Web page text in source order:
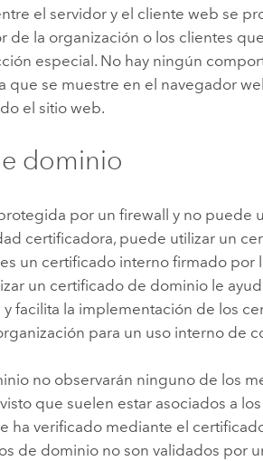
el servidor y el cliente web se
de la organización o los clientes
especial. No hay ningún
que se muestre en el navegador
el sitio web.
dominio
por un firewall y no puede
certificadora, puede utilizar un
un certificado interno firmado por
un certificado de dominio le
facilita la implementación de los
para un uso interno de
no observarán ninguno de los
que suelen estar asociados a
ha verificado mediante el
de dominio no son validados por